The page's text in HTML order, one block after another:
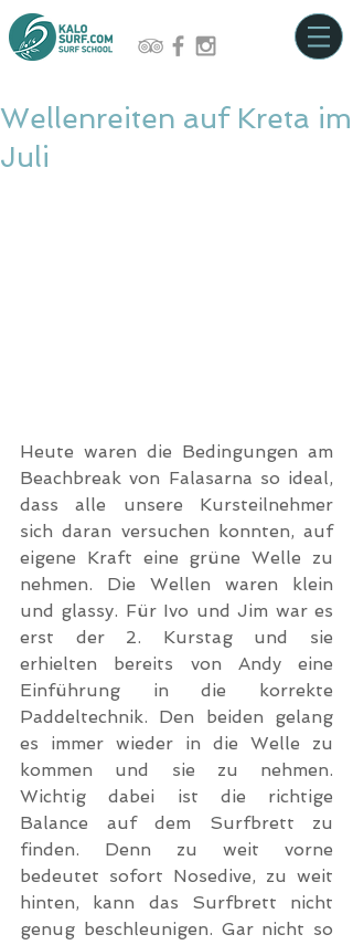
Wellenreiten auf Kreta im
Juli
Heute waren die Bedingungen am
Beachbreak von Falasarna so ideal,
dass alle unsere Kursteilnehmer
sich daran versuchen konnten, auf
eigene Kraft eine grüne Welle zu
nehmen. Die Wellen waren klein
und glassy. Für Ivo und Jim war es
erst der 2. Kurstag und sie
erhielten bereits von Andy eine
Einführung in die korrekte
Paddeltechnik. Den beiden gelang
es immer wieder in die Welle zu
kommen und sie zu nehmen.
Wichtig dabei ist die richtige
Balance auf dem Surfbrett zu
finden. Denn zu weit vorne
bedeutet sofort Nosedive, zu weit
hinten, kann das Surfbrett nicht
genug beschleunigen. Gar nicht so